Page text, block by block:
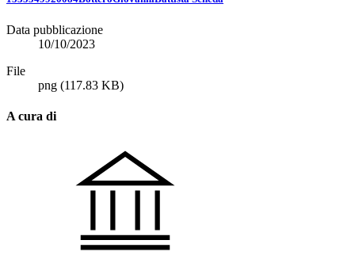
Data pubblicazione
10/10/2023
File
png (117.83 KB)
A cura di